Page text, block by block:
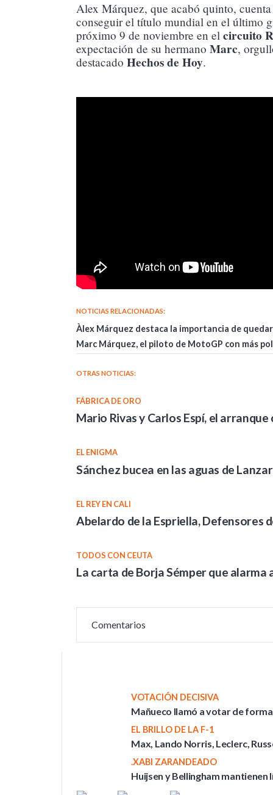
Alex Márquez, que acabó quinto,
conseguir el título mundial en el último
próximo 9 de noviembre en el circuito
expectación de su hermano Marc,
destacado Hechos de Hoy.
NOTICIAS RELACIONADAS:
Àlex Márquez destaca la importancia de
Marc Márquez, el piloto de MotoGP con más
OTRAS NOTICIAS:
FÁBRICA DE ORO
Mario Rivas y Carlos Espí, el
EL ENIGMA
Sánchez bucea en las aguas de
EL REY EN CALI
Abelardo de la Espriella, Defensores
TODOS CON CEUTA
La carta de Borja Sémper que alarma
Comentarios
VOTACIÓN DECISIVA
Mañueco llamó a votar de
EL BRILLO DE LA F-1
Max, Lando Norris, Leclerc,
.XABI ZARANDEADO
Huijsen y Bellingham